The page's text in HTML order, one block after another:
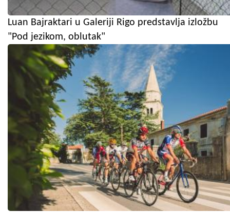
Luan Bajraktari u Galeriji Rigo predstavlja izložbu
"Pod jezikom, oblutak"